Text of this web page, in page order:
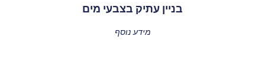
בניין עתיק בצבעי מים
מידע נוסף